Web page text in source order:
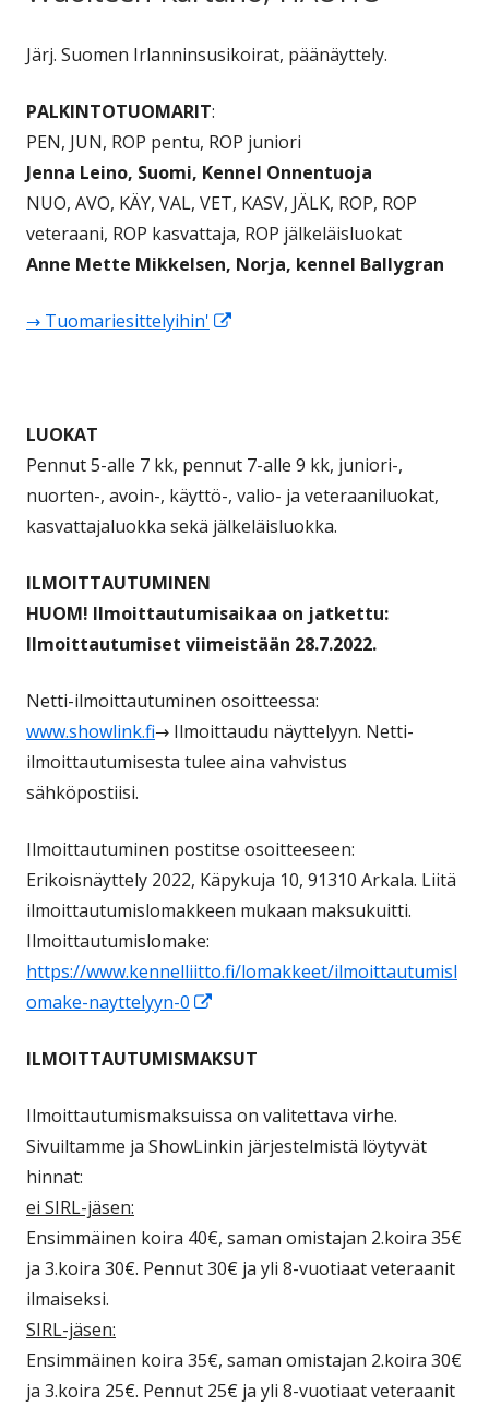
Järj. Suomen Irlanninsusikoirat, päänäyttely.
PALKINTOTUOMARIT:
PEN, JUN, ROP pentu, ROP juniori
Jenna Leino, Suomi, Kennel Onnentuoja
NUO, AVO, KÄY, VAL, VET, KASV, JÄLK, ROP, ROP
veteraani, ROP kasvattaja, ROP jälkeläisluokat
Anne Mette Mikkelsen, Norja, kennel Ballygran
→ Tuomariesittelyihin'
LUOKAT
Pennut 5-alle 7 kk, pennut 7-alle 9 kk, juniori-,
nuorten-, avoin-, käyttö-, valio- ja veteraaniluokat,
kasvattajaluokka sekä jälkeläisluokka.
ILMOITTAUTUMINEN
HUOM! Ilmoittautumisaikaa on jatkettu:
Ilmoittautumiset viimeistään 28.7.2022.
Netti-ilmoittautuminen osoitteessa:
www.showlink.fi→ Ilmoittaudu näyttelyyn. Netti-
ilmoittautumisesta tulee aina vahvistus
sähköpostiisi.
Ilmoittautuminen postitse osoitteeseen:
Erikoisnäyttely 2022, Käpykuja 10, 91310 Arkala. Liitä
ilmoittautumislomakkeen mukaan maksukuitti.
Ilmoittautumislomake:
https://www.kennelliitto.fi/lomakkeet/ilmoittautumisl
omake-nayttelyyn-0
ikkunaan
ILMOITTAUTUMISMAKSUT
Ilmoittautumismaksuissa on valitettava virhe.
Sivuiltamme ja ShowLinkin järjestelmistä löytyvät
hinnat:
ei SIRL-jäsen:
Ensimmäinen koira 40€, saman omistajan 2.koira 35€
ja 3.koira 30€. Pennut 30€ ja yli 8-vuotiaat veteraanit
ilmaiseksi.
SIRL-jäsen:
Ensimmäinen koira 35€, saman omistajan 2.koira 30€
ja 3.koira 25€. Pennut 25€ ja yli 8-vuotiaat veteraanit